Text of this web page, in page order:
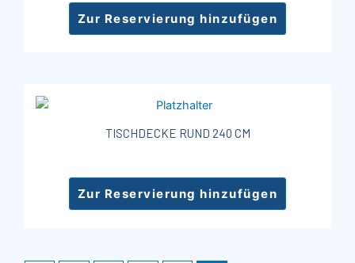
Zur Reservierung hinzufügen
TISCHDECKE RUND 240 CM
Zur Reservierung hinzufügen